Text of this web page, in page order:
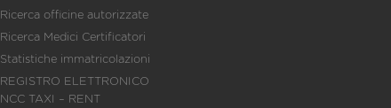
Ricerca officine autorizzate
Ricerca Medici Certificatori
Statistiche immatricolazioni
REGISTRO ELETTRONICO
NCC TAXI – RENT